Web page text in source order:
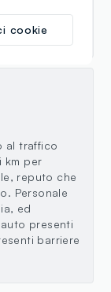
fasce di
al traffico
km per
reputo che
Personale
ed
presenti
barriere
cookie